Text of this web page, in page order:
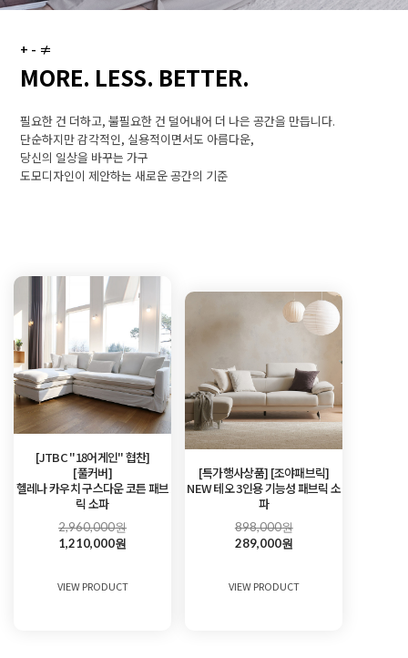
+ - ≠
MORE. LESS. BETTER.
필요한 건 더하고, 불필요한 건 덜어내어 더 나은 공간을 만듭니다.
단순하지만 감각적인, 실용적이면서도 아름다운,
당신의 일상을 바꾸는 가구
도모디자인이 제안하는 새로운 공간의 기준
[JTBC "18어게인" 협찬]
[풀커버]
헬레나 카우치 구스다운 코튼 패브
릭 소파
2,960,000원
1,210,000원
VIEW PRODUCT
[특가행사상품] [조야패브릭]
NEW 테오 3인용 기능성 패브릭 소
파
898,000원
289,000원
VIEW PRODUCT